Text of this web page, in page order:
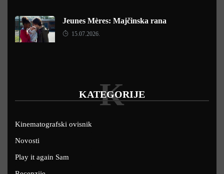
Jeunes Mères: Majčinska rana
15.07.2026.
KATEGORIJE
K
Kinematografski ovisnik
Novosti
Play it again Sam